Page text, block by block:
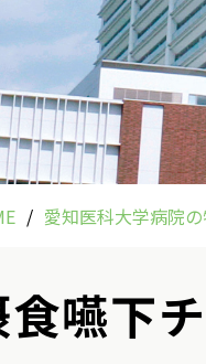
愛知医科大学病院
食嚥下